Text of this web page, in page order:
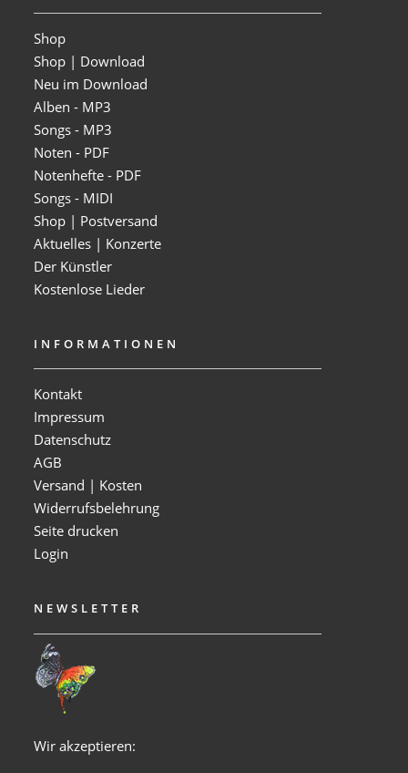
Shop
Shop | Download
Neu im Download
Alben - MP3
Songs - MP3
Noten - PDF
Notenhefte - PDF
Songs - MIDI
Shop | Postversand
Aktuelles | Konzerte
Der Künstler
Kostenlose Lieder
INFORMATIONEN
Kontakt
Impressum
Datenschutz
AGB
Versand | Kosten
Widerrufsbelehrung
Seite drucken
Login
NEWSLETTER
Wir akzeptieren: